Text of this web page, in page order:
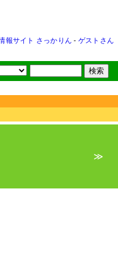
報サイト さっかりん - ゲストさん
≫